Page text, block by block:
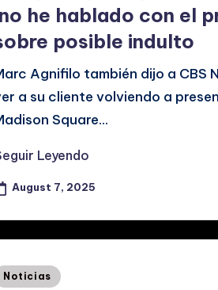
he hablado con el
posible indulto
Agnifilo también dijo a CBS
a su cliente volviendo a
Square…
Leyendo
August 7, 2025
Noticias